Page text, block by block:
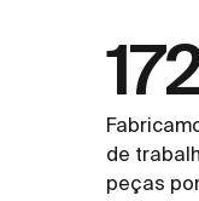
de
peças